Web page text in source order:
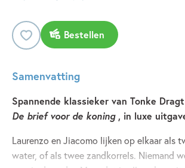
Bestellen
Samenvatting
Spannende klassieker van Tonke
De brief voor de koning , in luxe
Laurenzo en Jiacomo lijken op elkaar als
water, of als twee zandkorrels. Niemand